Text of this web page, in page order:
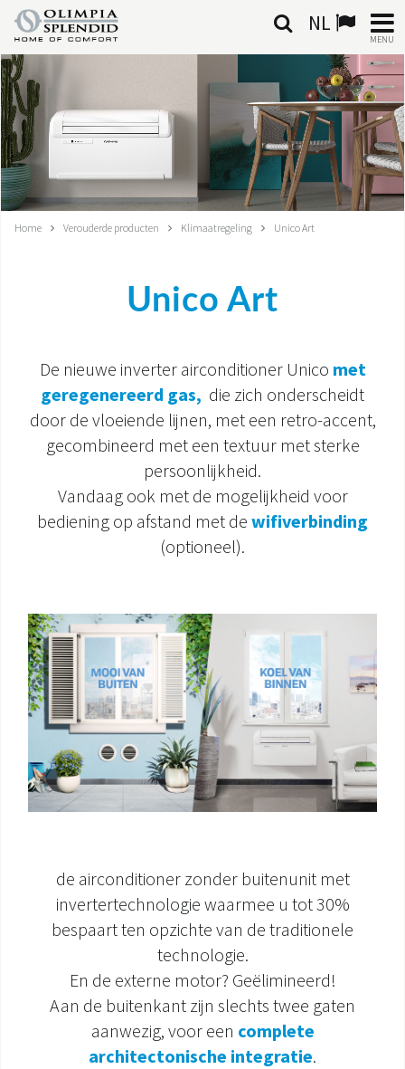
NL
MENU
NEDERLANDSE
HOME
KLIMAATREGELING
VERWARMING
GEÏNTEGREERDE SYSTEMEN
WERELD OS
DOCUMENTATIE PRODUCTEN
Home Verouderde producten Klimaatregeling Unico Art
Unico Art
De nieuwe inverter airconditioner Unico met
geregenereerd gas, die zich onderscheidt
door de vloeiende lijnen, met een retro-accent,
gecombineerd met een textuur met sterke
persoonlijkheid.
Vandaag ook met de mogelijkheid voor
bediening op afstand met de wifiverbinding
(optioneel).
de airconditioner zonder buitenunit met
invertertechnologie waarmee u tot 30%
bespaart ten opzichte van de traditionele
technologie.
En de externe motor? Geëlimineerd!
Aan de buitenkant zijn slechts twee gaten
aanwezig, voor een complete
architectonische integratie.